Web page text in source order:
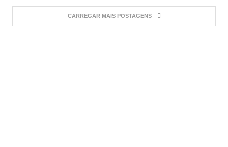
CARREGAR MAIS POSTAGENS